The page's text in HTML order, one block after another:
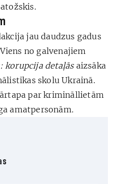
jau daudzus gadus
no galvenajiem
korupcija detaļāsaizsāka
skolu Ukrainā.
par krimināllietām
amatpersonām.